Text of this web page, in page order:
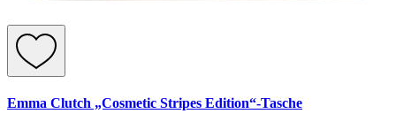
Emma Clutch „Cosmetic Stripes Edition“-Tasche